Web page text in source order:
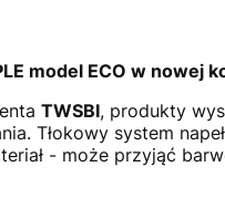
model ECO w nowej
TWSBI, produkty
Tłokowy system
- może przyjąć